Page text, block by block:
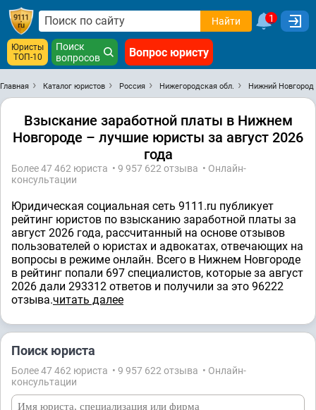
Найти 1
Юристы
ТОП-10
Поиск
вопросов
Вопрос юристу
Главная Каталог юристов Россия Нижегородская обл. Нижний Новгород
Взыскание заработной платы в Нижнем
Новгороде – лучшие юристы за август 2026
года
Более 47 462 юристa • 9 957 622 отзывa • Онлайн-
консультации
Юридическая социальная сеть 9111.ru публикует
рейтинг юристов по взысканию заработной платы за
август 2026 года, рассчитанный на основе отзывов
пользователей о юристах и адвокатах, отвечающих на
вопросы в режиме онлайн. Всего в Нижнем Новгороде
в рейтинг попали 697 специалистов, которые за август
2026 дали 293312 ответов и получили за это 96222
отзывa.читать далее
Поиск юриста
Более 47 462 юристa • 9 957 622 отзывa • Онлайн-
консультации